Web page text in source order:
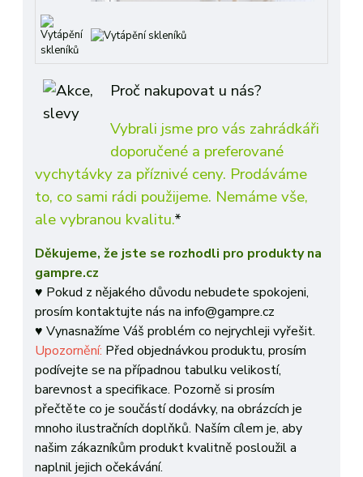
Proč nakupovat u nás?
Vybrali jsme pro vás zahrádkáři
doporučené a preferované
vychytávky za příznivé ceny. Prodáváme
to, co sami rádi použijeme. Nemáme vše,
ale vybranou kvalitu.*
Děkujeme, že jste se rozhodli pro produkty na
gampre.cz
♥ Pokud z nějakého důvodu nebudete spokojeni,
prosím kontaktujte nás na info@gampre.cz
♥ Vynasnažíme Váš problém co nejrychleji vyřešit.
Upozornění: Před objednávkou produktu, prosím
podívejte se na případnou tabulku velikostí,
barevnost a specifikace. Pozorně si prosím
přečtěte co je součástí dodávky, na obrázcích je
mnoho ilustračních doplňků. Naším cílem je, aby
našim zákazníkům produkt kvalitně posloužil a
naplnil jejich očekávání.